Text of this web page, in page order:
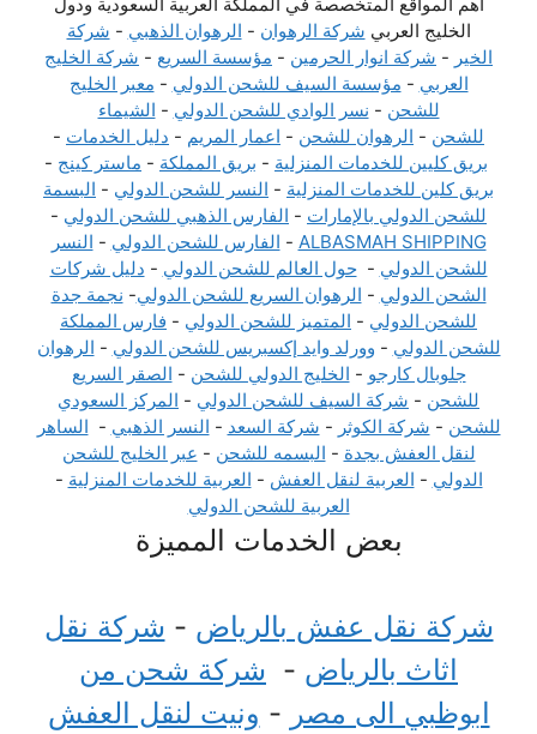
الخليج العربي شركة الرهوان - الرهوان الذهبي - شركة
الخير - شركة انوار الحرمين - مؤسسة السريع - شركة الخليج
العربي - مؤسسة السيف للشحن الدولي - معبر الخليج
للشحن - نسر الوادي للشحن الدولي - الشيماء
للشحن - الرهوان للشحن - اعمار المريم - دليل الخدمات -
بريق كليين للخدمات المنزلية - بريق المملكة - ماستر كينج -
بريق كلين للخدمات المنزلية - النسر للشحن الدولي - البسمة
للشحن الدولي بالإمارات - الفارس الذهبي للشحن الدولي -
ALBASMAH SHIPPING
- الفارس للشحن الدولي - النسر
للشحن الدولي -حول العالم للشحن الدولي - دليل شركات
الشحن الدولي - الرهوان السريع للشحن الدولي- نجمة جدة
للشحن الدولي - المتميز للشحن الدولي - فارس المملكة
للشحن الدولي - وورلد وايد إكسبريس للشحن الدولي - الرهوان
جلوبال كارجو - الخليج الدولي للشحن - الصقر السريع
للشحن - شركة السيف للشحن الدولي - المركز السعودي
للشحن - شركة الكوثر - شركة السعد - النسر الذهبي - الساهر
لنقل العفش بجدة - البسمه للشحن - عبر الخليج للشحن
الدولي - العربية لنقل العفش - العربية للخدمات المنزلية -
العربية للشحن الدولي
بعض الخدمات المميزة
شركة نقل عفش بالرياض - شركة نقل
اثاث بالرياض - شركة شحن من
ابوظبي الى مصر - ونيت لنقل العفش